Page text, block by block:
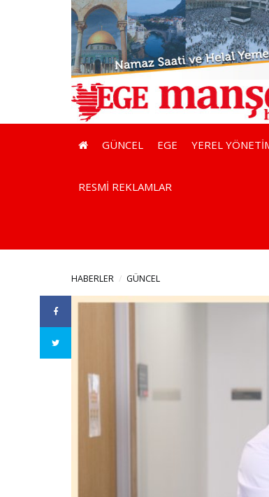
GÜNCEL EGE YEREL
RESMİ REKLAMLAR
HABERLER GÜNCEL